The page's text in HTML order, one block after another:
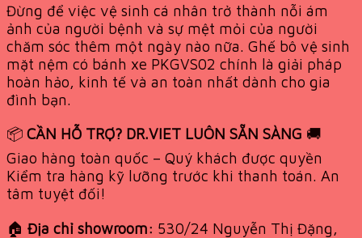
Đừng để việc vệ sinh cá nhân trở thành nỗi ám
ảnh của người bệnh và sự mệt mỏi của người
chăm sóc thêm một ngày nào nữa. Ghế bô vệ sinh
mặt nệm có bánh xe PKGVS02 chính là giải pháp
hoàn hảo, kinh tế và an toàn nhất dành cho gia
đình bạn.
📦 CẦN HỖ TRỢ? DR.VIET LUÔN SẴN SÀNG 🚚
Giao hàng toàn quốc – Quý khách được quyền
Kiểm tra hàng kỹ lưỡng trước khi thanh toán. An
tâm tuyệt đối!
🏠 Địa chỉ showroom: 530/24 Nguyễn Thị Đặng,